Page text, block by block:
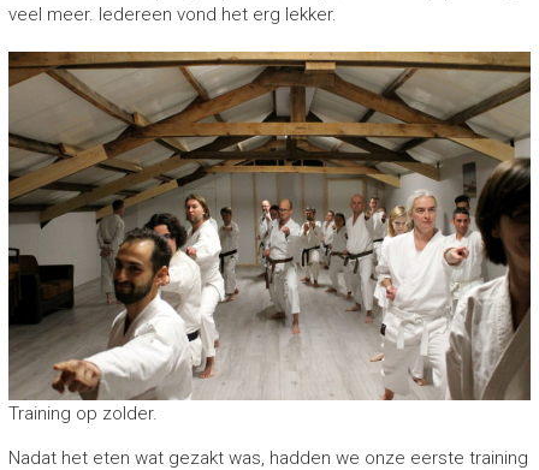
veel meer. Iedereen vond het erg lekker.
Training op zolder.
Nadat het eten wat gezakt was, hadden we onze eerste training